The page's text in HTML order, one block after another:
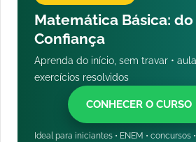
Matemática Básica:
Confiança
Aprenda do início, sem travar •
exercícios resolvidos
CONHECER O
Ideal para iniciantes • ENEM • concursos